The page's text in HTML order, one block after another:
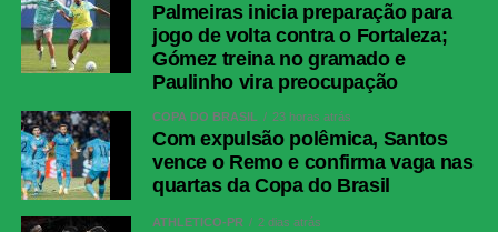
Palmeiras inicia preparação para
jogo de volta contra o Fortaleza;
Gómez treina no gramado e
Paulinho vira preocupação
COPA DO BRASIL 23 horas atrás
Com expulsão polêmica, Santos
vence o Remo e confirma vaga nas
quartas da Copa do Brasil
ATHLETICO-PR 2 dias atrás